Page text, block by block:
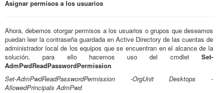
Asignar permisos a los usuarios
Ahora, debemos otorgar permisos a los usuarios o grupos que deseamos
puedan leer la contraseña guardada en Active Directory de las cuentas de
administrador local de los equipos que se encuentran en el alcance de la
solución, para ello hacemos uso del cmdlet Set-
AdmPwdReadPasswordPermission
Set-AdmPwdReadPasswordPermission -OrgUnit Desktops -
AllowedPrincipals AdmPwd